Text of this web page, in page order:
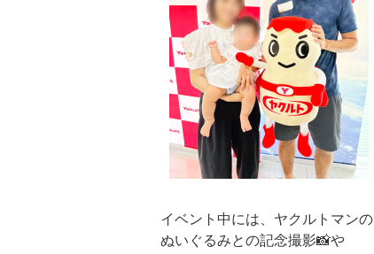
イベント中には、ヤクルトマンの
ぬいぐるみとの記念撮影📸や